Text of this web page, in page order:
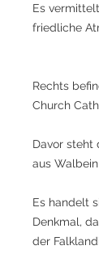
Es
friedliche
Rechts
Church
Davor steht
aus
Es handelt
Denkmal,
der